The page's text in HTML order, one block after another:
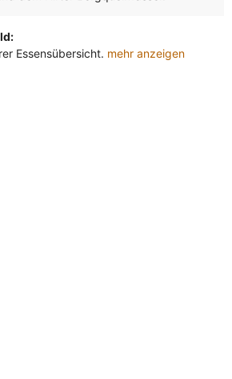
Essensübersicht. mehr anzeigen